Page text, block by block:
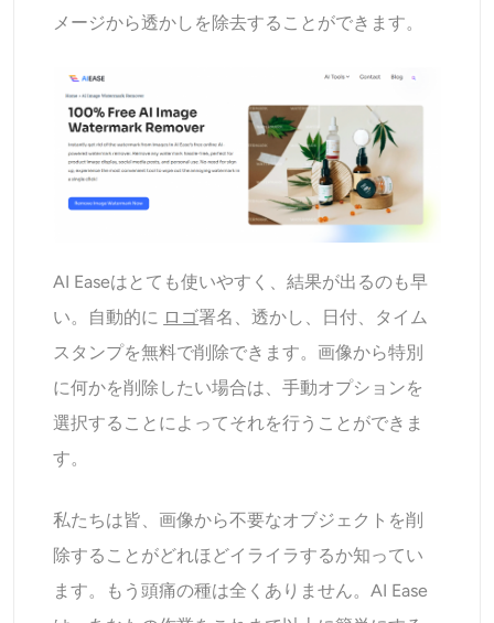
メージから透かしを除去することができます。
AI Easeはとても使いやすく、結果が出るのも早
い。自動的に ロゴ署名、透かし、日付、タイム
スタンプを無料で削除できます。画像から特別
に何かを削除したい場合は、手動オプションを
選択することによってそれを行うことができま
す。
私たちは皆、画像から不要なオブジェクトを削
除することがどれほどイライラするか知ってい
ます。もう頭痛の種は全くありません。AI Ease